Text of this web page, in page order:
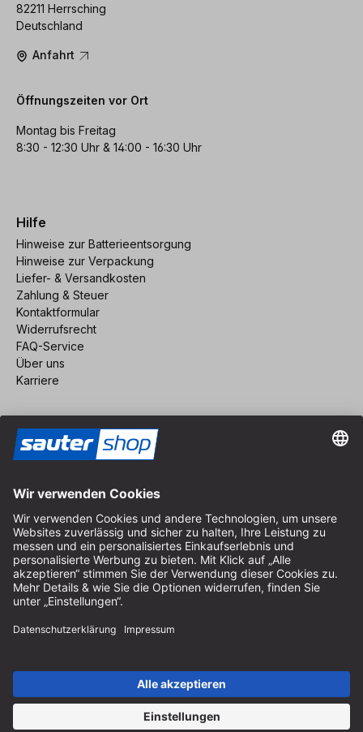
82211 Herrsching
Deutschland
Anfahrt
Öffnungszeiten vor Ort
Montag bis Freitag
8:30 - 12:30 Uhr & 14:00 - 16:30 Uhr
Hilfe
Hinweise zur Batterieentsorgung
Hinweise zur Verpackung
Liefer- & Versandkosten
Zahlung & Steuer
Kontaktformular
Widerrufsrecht
FAQ-Service
Über uns
Karriere
Impressum
AGB
Datenschutz
Cookie-Einstellungen
© 2026 sauter GmbH
* kostenloser Versand ab 150 Euro Bestellwert innerhalb
Deutschlands für die Standard-Paketgrößen - ausgenommen
Sperrgut und Fracht
In Abh. des Lieferlandes kann die MwSt. an der Kasse variieren.